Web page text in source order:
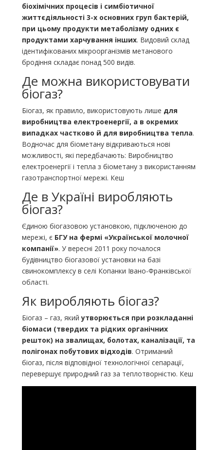
біохімічних процесів і симбіотичної
життєдіяльності 3-х основних груп бактерій,
при цьому продукти метаболізму одних є
продуктами харчування інших. Видовий склад
ідентифікованих мікроорганізмів метанового
бродіння складає понад 500 видів.
Де можна використовувати
біогаз?
Біогаз, як правило, використовують лише для
виробництва електроенергії, а в окремих
випадках частково й для виробництва тепла.
Водночас для біометану відкриваються нові
можливості, які передбачають: Виробництво
електроенергії і тепла з біометану з використанням
газотранспортної мережі. Кеш
Де в Україні виробляють
біогаз?
Єдиною біогазовою установкою, підключеною до
мережі, є БГУ на фермі «Української молочної
компанії». У вересні 2011 року почалося
будівництво біогазової установки на базі
свинокомплексу в селі Копанки Івано-Франківської
області.
Як виробляють біогаз?
Біогаз – газ, якийутворюється при розкладанні
біомаси (твердих та рідких органічних
решток) на звалищах, болотах, каналізації, та
полігонах побутових відходів. Отриманий
біогаз, після відповідної технологічної сепарації,
перевершує природний газ за теплотворністю. Кеш